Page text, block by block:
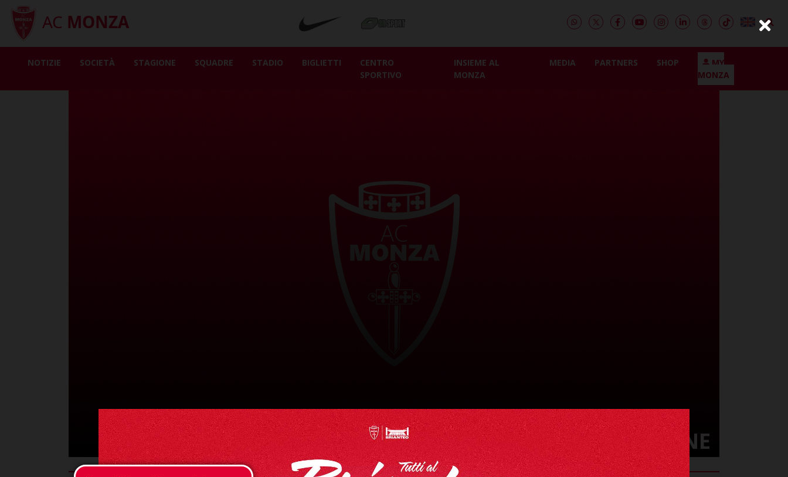
AC MONZA
NOTIZIE SOCIETÀ STAGIONE SQUADRE STADIO BIGLIETTI
CENTRO
SPORTIVO
INSIEME AL
MONZA
MEDIA PARTNERS SHOP
MY
MONZA
24 ADAM
BAKOUNE